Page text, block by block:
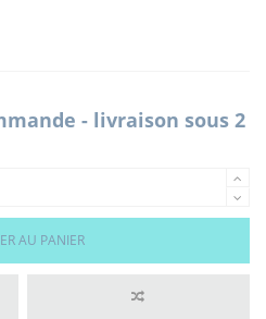
- livraison sous 2
AU PANIER